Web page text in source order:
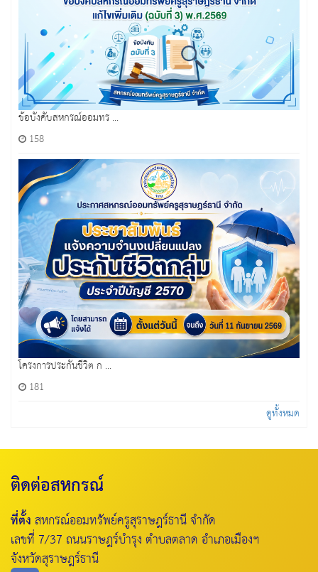
ข้อบังคับสหกรณ์ออมทร ...
158
โครงการประกันชีวิต ก ...
181
ดูทั้งหมด
ติดต่อสหกรณ์
ที่ตั้งสหกรณ์ออมทรัพย์ครูสุราษฎร์ธานี จำกัด
เลขที่ 7/37 ถนนราษฎร์บำรุง ตำบลตลาด อำเภอเมืองฯ
จังหวัดสุราษฎร์ธานี